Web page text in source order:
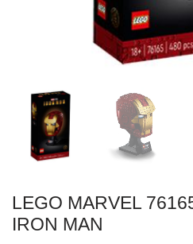
LEGO MARVEL
IRON MAN